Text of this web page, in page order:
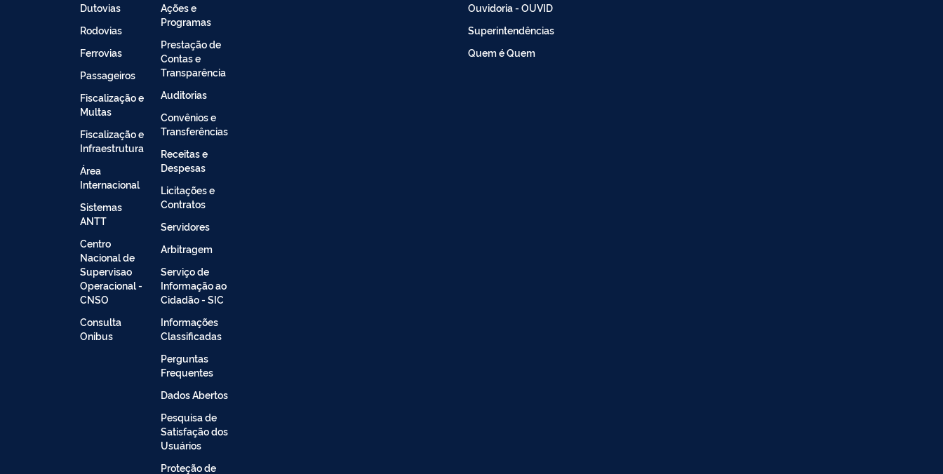
Dutovias
Rodovias
Ferrovias
Passageiros
Fiscalização e
Multas
Fiscalização e
Infraestrutura
Área
Internacional
Sistemas
ANTT
Centro
Nacional de
Supervisao
Operacional -
CNSO
Consulta
Onibus
Ações e
Programas
Prestação de
Contas e
Transparência
Auditorias
Convênios e
Transferências
Receitas e
Despesas
Licitações e
Contratos
Servidores
Arbitragem
Serviço de
Informação ao
Cidadão - SIC
Informações
Classificadas
Perguntas
Frequentes
Dados Abertos
Pesquisa de
Satisfação dos
Usuários
Proteção de
Ouvidoria - OUVID
Superintendências
Quem é Quem